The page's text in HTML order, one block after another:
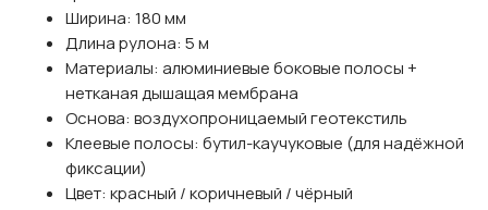
Ширина: 180 мм
Длина рулона: 5 м
Материалы: алюминиевые боковые полосы +
нетканая дышащая мембрана
Основа: воздухопроницаемый геотекстиль
Клеевые полосы: бутил-каучуковые (для надёжной
фиксации)
Цвет: красный / коричневый / чёрный